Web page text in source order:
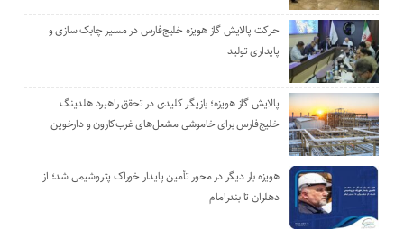
حرکت پالایش گاز هویزه خلیج‌فارس در مسیر چابک سازی و
پایداری تولید
پالایش گاز هویزه؛ بازیگر کلیدی در تحقق راهبرد هلدینگ
خلیج‌فارس برای خاموشی مشعل‌های غرب‌کارون و دارخوین
هویزه بار دیگر در محور تأمین پایدار خوراک پتروشیمی شد؛ از
دهلران تا بندرامام